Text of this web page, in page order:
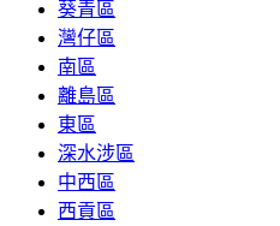
葵青區
灣仔區
南區
離島區
東區
深水涉區
中西區
西貢區